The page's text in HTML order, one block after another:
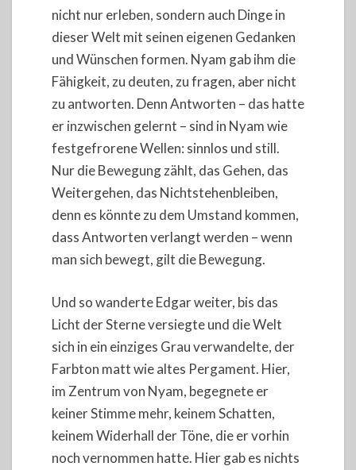
nicht nur erleben, sondern auch Dinge in
dieser Welt mit seinen eigenen Gedanken
und Wünschen formen. Nyam gab ihm die
Fähigkeit, zu deuten, zu fragen, aber nicht
zu antworten. Denn Antworten – das hatte
er inzwischen gelernt – sind in Nyam wie
festgefrorene Wellen: sinnlos und still.
Nur die Bewegung zählt, das Gehen, das
Weitergehen, das Nichtstehenbleiben,
denn es könnte zu dem Umstand kommen,
dass Antworten verlangt werden – wenn
man sich bewegt, gilt die Bewegung.
Und so wanderte Edgar weiter, bis das
Licht der Sterne versiegte und die Welt
sich in ein einziges Grau verwandelte, der
Farbton matt wie altes Pergament. Hier,
im Zentrum von Nyam, begegnete er
keiner Stimme mehr, keinem Schatten,
keinem Widerhall der Töne, die er vorhin
noch vernommen hatte. Hier gab es nichts